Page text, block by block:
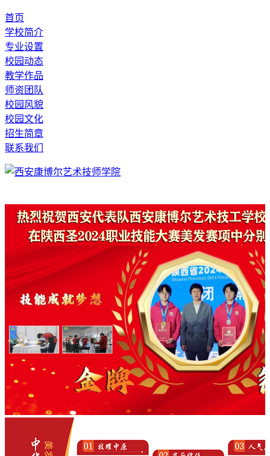
首页
学校简介
专业设置
校园动态
教学作品
师资团队
校园风貌
校园文化
招生简章
联系我们